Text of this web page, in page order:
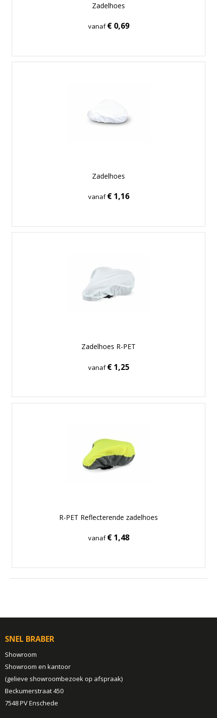
Zadelhoes
vanaf€ 0,69
Zadelhoes
vanaf€ 1,16
Zadelhoes R-PET
vanaf€ 1,25
R-PET Reflecterende zadelhoes
vanaf€ 1,48
SNEL BRABER
Showroom
Showroom en kantoor
(gelieve showroombezoek op afspraak)
Beckumerstraat 450
7548 PV Enschede